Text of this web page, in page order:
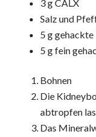
3 g CALX
Salz und
5 g gehackte
5 g fein
Bohnen
Die
abtropfen
Das